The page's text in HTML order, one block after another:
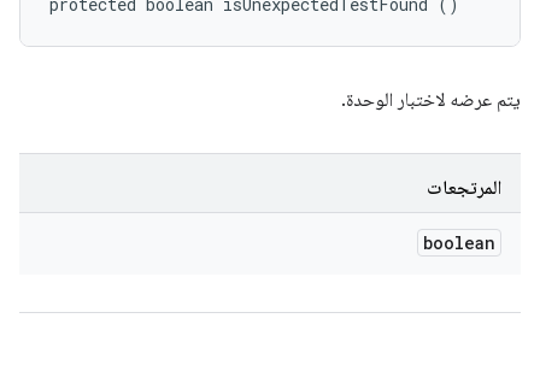
يتم عرضه لاختبار الوحدة.
المرتجعات
boolean